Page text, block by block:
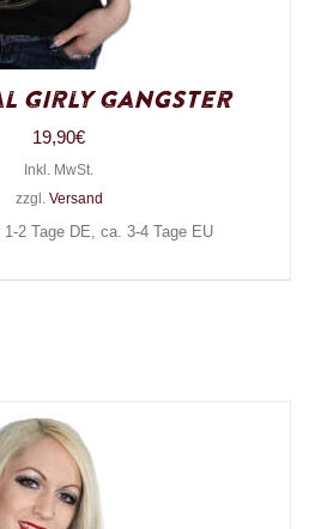
Girly Gangster
19,90€
Inkl. MwSt.
zzgl. Versand
2 Tage DE, ca. 3-4 Tage EU